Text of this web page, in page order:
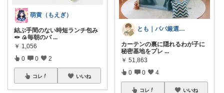
萌黄（もえぎ）
結ぶ手間のない時短ランチ包み
🪢 🍙毎朝のバ ...
￥ 1,056
0 0 2
コレ いいね
とも｜パパ厳選！ママを助ける正解アイテム
カーテンの裏に隠れるわが子に
秘密基地をプレ ...
￥ 51,863
0 0 4
コレ いいね